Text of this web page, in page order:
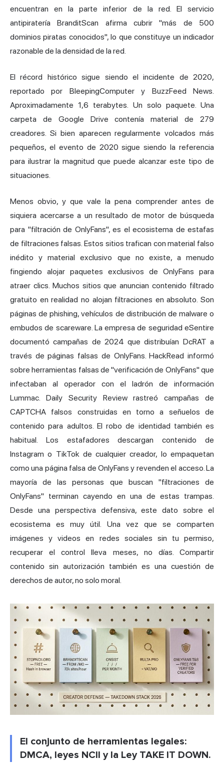
encuentran en la parte inferior de la red. El servicio
antipiratería BranditScan afirma cubrir "más de 500
dominios piratas conocidos", lo que constituye un indicador
razonable de la densidad de la red.
El récord histórico sigue siendo el incidente de 2020,
reportado por BleepingComputer y BuzzFeed News.
Aproximadamente 1,6 terabytes. Un solo paquete. Una
carpeta de Google Drive contenía material de 279
creadores. Si bien aparecen regularmente volcados más
pequeños, el evento de 2020 sigue siendo la referencia
para ilustrar la magnitud que puede alcanzar este tipo de
situaciones.
Menos obvio, y que vale la pena comprender antes de
siquiera acercarse a un resultado de motor de búsqueda
para "filtración de OnlyFans", es el ecosistema de estafas
de filtraciones falsas. Estos sitios trafican con material falso
inédito y material exclusivo que no existe, a menudo
fingiendo alojar paquetes exclusivos de OnlyFans para
atraer clics. Muchos sitios que anuncian contenido filtrado
gratuito en realidad no alojan filtraciones en absoluto. Son
páginas de phishing, vehículos de distribución de malware o
embudos de scareware. La empresa de seguridad eSentire
documentó campañas de 2024 que distribuían DcRAT a
través de páginas falsas de OnlyFans. HackRead informó
sobre herramientas falsas de "verificación de OnlyFans" que
infectaban al operador con el ladrón de información
Lummac. Daily Security Review rastreó campañas de
CAPTCHA falsos construidas en torno a señuelos de
contenido para adultos. El robo de identidad también es
habitual. Los estafadores descargan contenido de
Instagram o TikTok de cualquier creador, lo empaquetan
como una página falsa de OnlyFans y revenden el acceso. La
mayoría de las personas que buscan "filtraciones de
OnlyFans" terminan cayendo en una de estas trampas.
Desde una perspectiva defensiva, este dato sobre el
ecosistema es muy útil. Una vez que se comparten
imágenes y videos en redes sociales sin tu permiso,
recuperar el control lleva meses, no días. Compartir
contenido sin autorización también es una cuestión de
derechos de autor, no solo moral.
El conjunto de herramientas legales:
DMCA, leyes NCII y la Ley TAKE IT DOWN.